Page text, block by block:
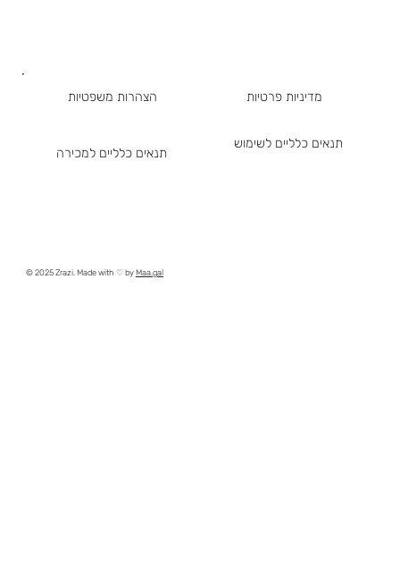
מדיניות פרטיות
תנאים כלליים למכירה
תנאים כלליים לשימוש
הצהרות משפטיות
© 2025 Zrazi. Made with ♡ byMaa.gal